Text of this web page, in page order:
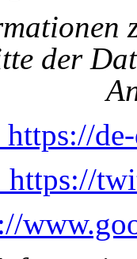
der
https://
https://